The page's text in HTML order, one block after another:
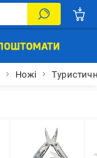
Ножі